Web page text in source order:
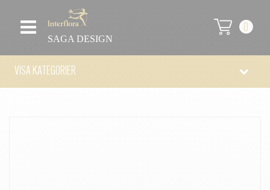
SAGA DESIGN
0
VISA KATEGORIER